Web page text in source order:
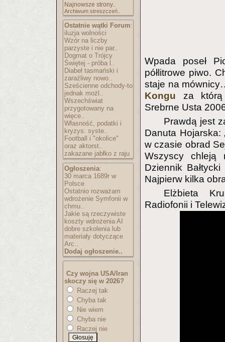
Najnowsze strony..
Archiwum streszczeń..
Ostatnie wątki Forum:
iluzja wolności
Wzór na liczby
parzyste i nie par..
Dogmat o Trójcy
Świętej - próba l..
Diabeł tasmański i
zaraźliwy nowo..
Sześcienne odchody-to
jednak możl..
Wszechświat
przygotowany na
więce..
Własność, podatki i
kryzys: syste..
Football i "okolice"
oraz aktorst..
zakazane jabłko z raju
Ogłoszenia:
30 marca 1689r w
Polsce
Ostatnio rozważam
wdrożenie Symfonii w
chmu..
Jakie są rzeczywiste
koszty wdrożenia AI
dobre szkolenia lub
materiały dotyczące
Arc..
Dodaj ogłoszenie..
Czy wojna USA/Iran
skoczy się w 2026?
Raczej tak
Chyba tak
Nie wiem
Chyba nie
Raczej nie
Wpada poseł
półlitrowe piwo.
staje na
Kongu za którą
Srebrne Usta
Prawdą jest
Danuta Hojarska:
w czasie obrad
Wszyscy
Dziennik
Najpierw kilka
Elżbieta
Radiofonii i